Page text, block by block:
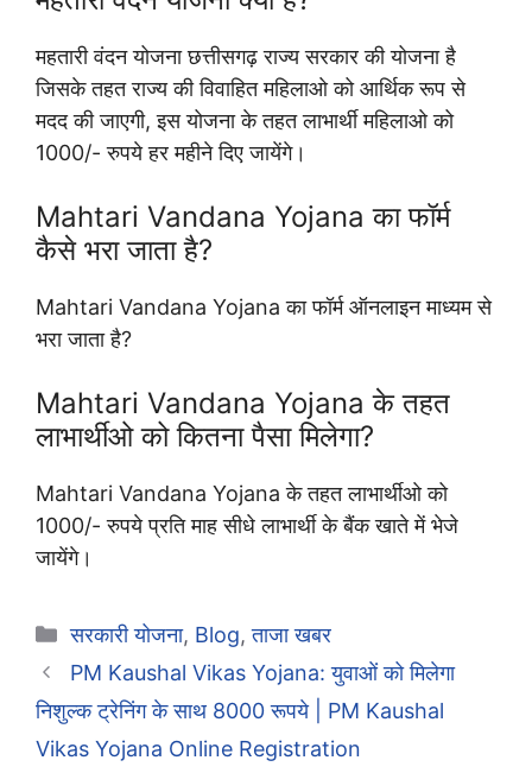
महतारी वंदन योजना छत्तीसगढ़ राज्य सरकार की योजना है
जिसके तहत राज्य की विवाहित महिलाओ को आर्थिक रूप से
मदद की जाएगी, इस योजना के तहत लाभार्थी महिलाओ को
1000/- रुपये हर महीने दिए जायेंगे।
Mahtari Vandana Yojana का फॉर्म
कैसे भरा जाता है?
Mahtari Vandana Yojana का फॉर्म ऑनलाइन माध्यम से
भरा जाता है?
Mahtari Vandana Yojana के तहत
लाभार्थीओ को कितना पैसा मिलेगा?
Mahtari Vandana Yojana के तहत लाभार्थीओ को
1000/- रुपये प्रति माह सीधे लाभार्थी के बैंक खाते में भेजे
जायेंगे।
Categories
सरकारी योजना, Blog,ताजा खबर
PM Kaushal Vikas Yojana: युवाओं को मिलेगा
निशुल्क ट्रेनिंग के साथ 8000 रूपये | PM Kaushal
Vikas Yojana Online Registration